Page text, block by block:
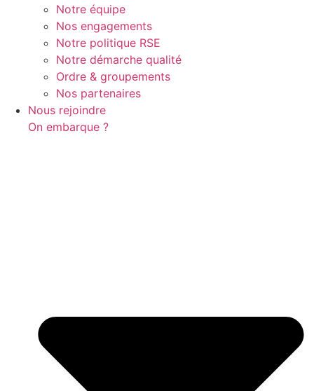
Notre équipe
Nos engagements
Notre politique RSE
Notre démarche qualité
Ordre & groupements
Nos partenaires
Nous rejoindre
On embarque ?